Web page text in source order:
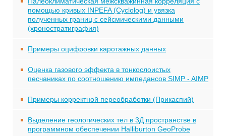
помощью кривых INPEFA (Cyclolog) и увязка
полученных границ с сейсмическими данными
(хроностратиграфия)
Примеры оцифровки каротажных данных
Оценка газового эффекта в тонкослоистых
песчаниках по соотношению импедансов SIMP - AIMP
Примеры корректной переобработки (Прикаспий)
Выделение геологических тел в 3Д пространстве в
программном обеспечении Halliburton GeoProbe